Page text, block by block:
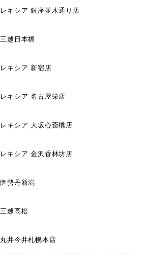
キシア 銀座並木通り店
越日本橋
キシア 新宿店
キシア 名古屋栄店
キシア 大坂心斎橋店
キシア 金沢香林坊店
勢丹新潟
越高松
井今井札幌本店